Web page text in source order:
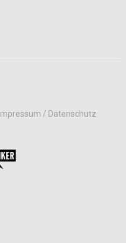
Impressum / Datenschutz